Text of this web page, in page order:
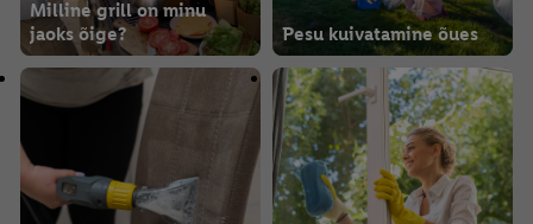
Milline grill on minu
jaoks õige?
Pesu kuivatamine õues